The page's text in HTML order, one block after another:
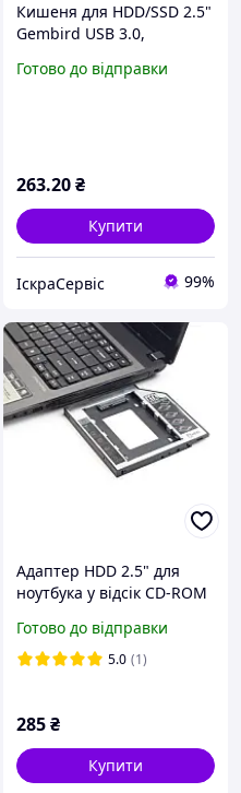
Кишеня для HDD/SSD 2.5"
Gembird USB 3.0,
жорсткого диска та ссд
Готово до відправки
263.20₴
Купити
ІскраСервіс 99%
Адаптер HDD 2.5" для
ноутбука у відсік CD-ROM
мм)
Готово до відправки
5.0 (1)
285₴
Купити